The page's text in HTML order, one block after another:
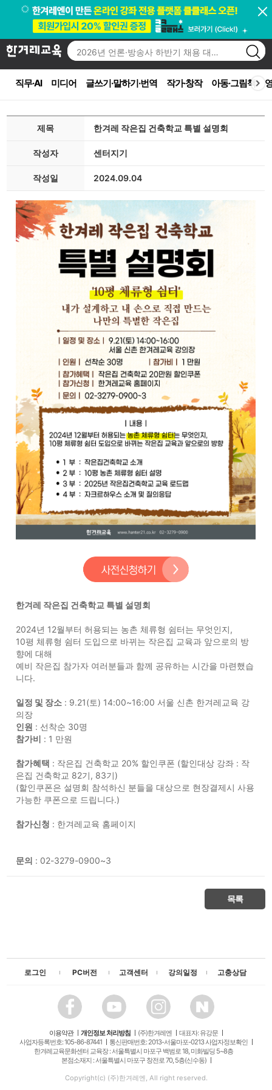
직무·AI 미디어 글쓰기·말하기·번역 작가·창작 아동·그림책
제목 한겨레 작은집 건축학교 특별 설명회
작성자 센터지기
작성일 2024.09.04
한겨레 작은집 건축학교 특별 설명회
2024년 12월부터 허용되는 농촌 체류형 쉼터는 무엇인지,
10평 체류형 쉼터 도입으로 바뀌는 작은집 교육과 앞으로의 방
향에 대해
예비 작은집 참가자 여러분들과 함께 공유하는 시간을 마련했습
니다.
일정 및 장소 : 9.21(토) 14:00~16:00 서울 신촌 한겨레교육 강
의장
인원 : 선착순 30명
참가비 : 1 만원
참가혜택 : 작은집 건축학교 20% 할인쿠폰 (할인대상 강좌 : 작
은집 건축학교 82기, 83기)
(할인쿠폰은 설명회 참석하신 분들을 대상으로 현장결제시 사용
가능한 쿠폰으로 드립니다.)
참가신청 : 한겨레교육 홈페이지
문의 : 02-3279-0900~3
목록
로그인 PC버전 고객센터 강의일정 고충상담
이용약관 개인정보 처리방침 (주)한겨레엔
대표자: 유강문
사업자등록번호: 105-86-87441
통신판매번호: 2013-서울마포-0213 사업자정보확인
한겨레교육문화센터 교육장 : 서울특별시 마포구 백범로 18, 미화빌딩 5~8층
본점소재지 : 서울특별시 마포구 창전로 70, 5층(신수동)
Copyright(c) (주)한겨레엔, All right reserved.